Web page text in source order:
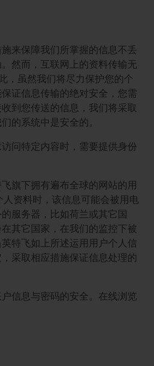
来保障我们所掌握的信息不丢
然而，互联网上的资料传输无
，虽然我们将尽力保护您的个
证信息传输的绝对安全，您需
到您传送的信息，我们将采取
的系统中是安全的。
问特定内容时，需要提供身份
旗下拥有遍布全球的网站的用
人资料时，该信息可能会被用电
服务器，比如荷兰或其它国
其它国家，在我们的监控下被
特飞如上所述运用用户个人信
采取相应措施保证信息处理的
信息与密码的安全。在线浏览